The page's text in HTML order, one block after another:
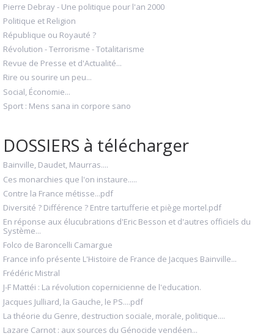
Pierre Debray - Une politique pour l'an 2000
Politique et Religion
République ou Royauté ?
Révolution - Terrorisme - Totalitarisme
Revue de Presse et d'Actualité...
Rire ou sourire un peu...
Social, Économie...
Sport : Mens sana in corpore sano
DOSSIERS à télécharger
Bainville, Daudet, Maurras....
Ces monarchies que l'on instaure.....
Contre la France métisse...pdf
Diversité ? Différence ? Entre tartufferie et piège mortel.pdf
En réponse aux élucubrations d'Eric Besson et d'autres officiels du
Système...
Folco de Baroncelli Camargue
France info présente L'Histoire de France de Jacques Bainville...
Frédéric Mistral
J-F Mattéi : La révolution copernicienne de l'education.
Jacques Julliard, la Gauche, le PS....pdf
La théorie du Genre, destruction sociale, morale, politique....
Lazare Carnot : aux sources du Génocide vendéen...